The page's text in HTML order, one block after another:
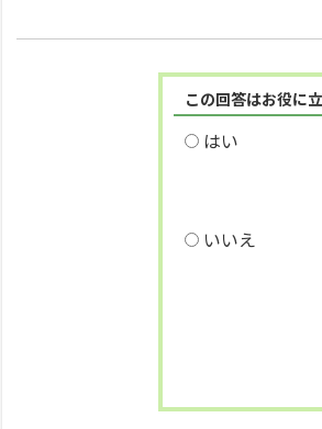
この回答はお役に
はい
いいえ